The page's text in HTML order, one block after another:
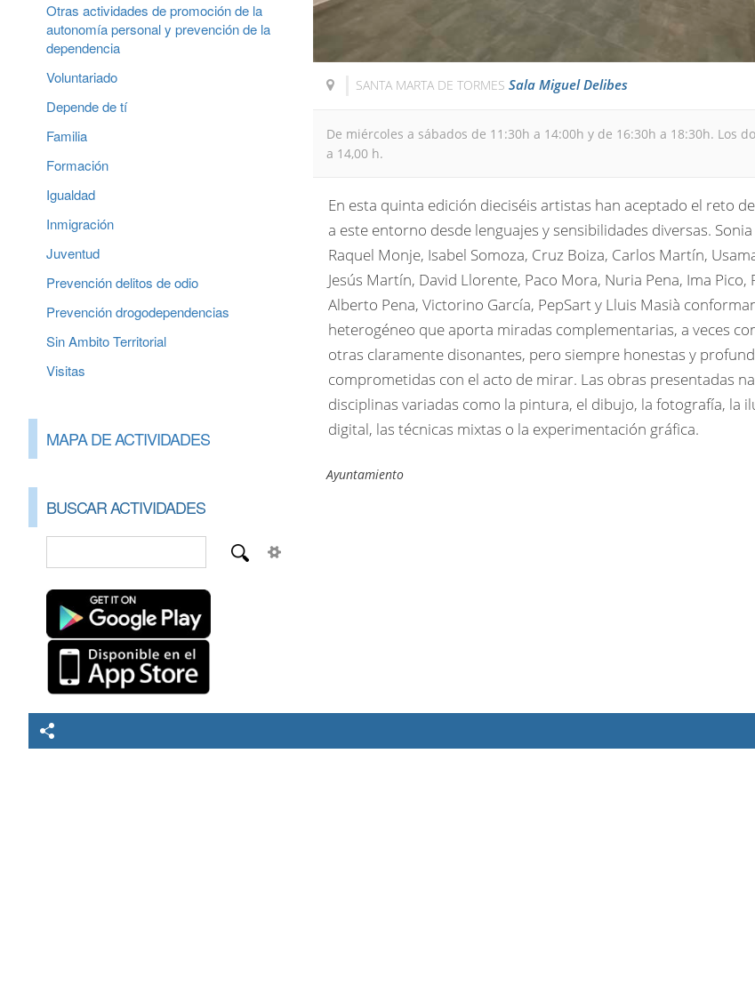
Otras actividades de promoción de la
autonomía personal y prevención de la
dependencia
Voluntariado
Depende de tí
Familia
Formación
Igualdad
Inmigración
Juventud
Prevención delitos de odio
Prevención drogodependencias
Sin Ambito Territorial
Visitas
MAPA DE ACTIVIDADES
BUSCAR ACTIVIDADES
SANTA MARTA DE TORMES Sala Miguel Delibes
De miércoles a sábados de 11:30h a 14:00h y de 16:30h a 18:30h. Los
a 14,00 h.
En esta quinta edición dieciséis artistas han aceptado el reto
a este entorno desde lenguajes y sensibilidades diversas.
Raquel Monje, Isabel Somoza, Cruz Boiza, Carlos Martín,
Jesús Martín, David Llorente, Paco Mora, Nuria Pena, Ima Pico,
Alberto Pena, Victorino García, PepSart y Lluis Masià
heterogéneo que aporta miradas complementarias, a veces
otras claramente disonantes, pero siempre honestas y
comprometidas con el acto de mirar. Las obras presentadas
disciplinas variadas como la pintura, el dibujo, la fotografía, la
digital, las técnicas mixtas o la experimentación gráfica.
Ayuntamiento